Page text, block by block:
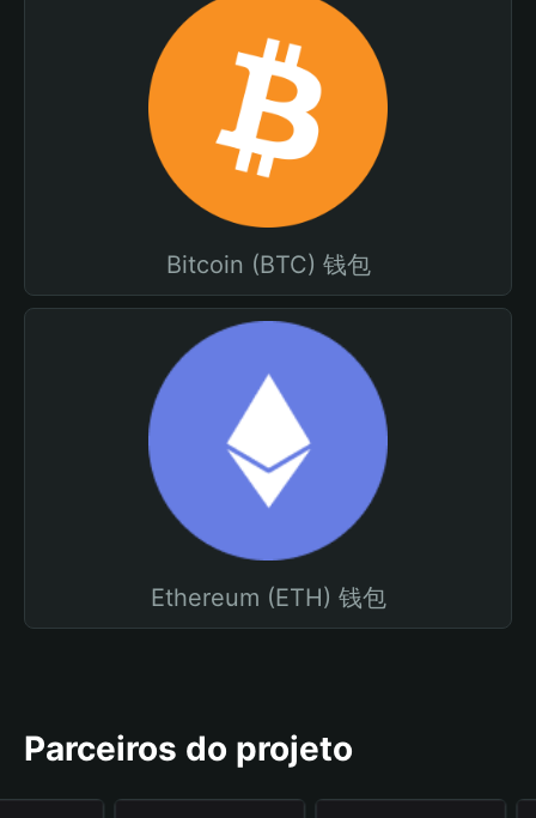
Bitcoin (BTC) 钱包
Ethereum (ETH) 钱包
Parceiros do projeto